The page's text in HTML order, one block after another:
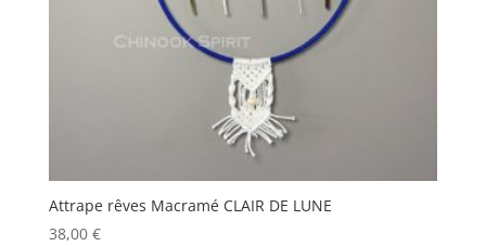
Attrape rêves Macramé CLAIR DE LUNE
38,00 €